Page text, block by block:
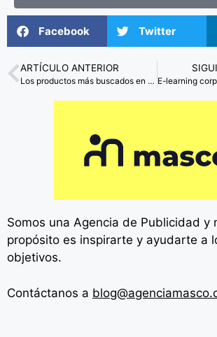
Facebook Twitter
ARTÍCULO ANTERIOR
Los productos más buscados en internet durante la cuarentena
Somos una Agencia de Publicidad y
propósito es inspirarte y ayudarte a
objetivos.
Contáctanos a